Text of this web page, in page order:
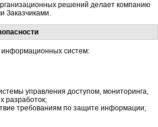
решений делает компанию
Заказчиками.
систем:
управления доступом, мониторинга,
разработок;
требованиям по защите информации;